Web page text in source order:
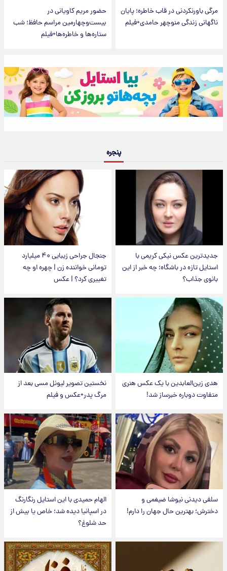
مرگی باورنکردنی در قاب خاطره؛ پایان
ناگهانی زندگی منوچهر حامدی+فیلم
حضور مریم کاویانی در
بیست‌وچهارمین مراسم حافظ؛ شب
ستاره‌ها و خاطره‌ها+فیلم
پنجره
جدیدترین عکس نیکی کریمی با
استایل تازه در باشگاه؛ چه خبر از این
بانوی جذاب؟
جنجال جراحی زیبایی ۴۰ میلیارد
تومانی خواننده زن | چهره او چه
تغییری کرد؟ | عکس
هدی زین‌العابدین با یک عکس هنری
متفاوت دوباره خبرساز شد!
نخستین تصویر لیونل مسی بعد از
مرگ پدر+عکس و فیلم
سلفی دیدنی نیوشا ضیغمی و
دخترش؛ بهترین حال جهان را دارم!
الهام حمیدی با این استایل رنگارنگ
در اسپانیا دیده شد؛ خاص یا بیش از
حد شلوغ؟